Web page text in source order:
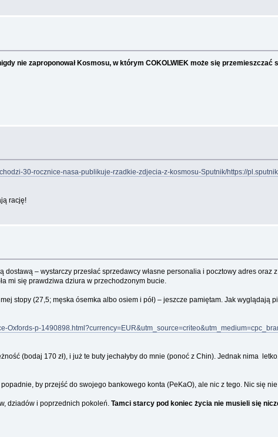
nie zaproponował Kosmosu, w którym COKOLWIEK może się przemieszczać
30-rocznice-nasa-publikuje-rzadkie-zdjecia-z-kosmosu-Sputnik/https://
rację!
– wystarczy przesłać sprzedawcy własne personalia i pocztowy adres
mi się prawdziwa dziura w przechodzonym bucie.
stopy (27,5; męska ósemka albo osiem i pół) – jeszcze pamiętam. Jak
Oxfords-p-
(bodaj 170 zł), i już te buty jechałyby do mnie (ponoć z Chin). Jednak nima
by przejść do swojego bankowego konta (PeKaO), ale nic z tego. Nic się
dziadów i poprzednich pokoleń.Tamci starcy pod koniec życia nie musieli się